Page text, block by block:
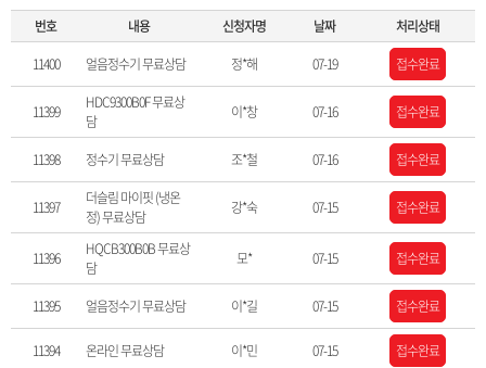
번호 내용 신청자명 날짜
처리상태
11400
얼음정수기 무료상담 정*해 07-19 접수완료
11399
HDC9300B0F 무료상
담
이*창 07-16 접수완료
11398 정수기 무료상담 조*철 07-16 접수완료
11397
더슬림 마이핏 (냉온
정) 무료상담
강*숙 07-15 접수완료
11396
HQCB300B0B 무료상
담
모* 07-15 접수완료
11395 얼음정수기 무료상담 이*길 07-15 접수완료
11394 온라인 무료상담 이*민 07-15 접수완료